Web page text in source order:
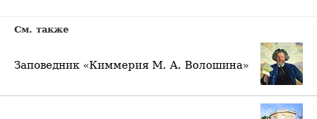
См. также
Заповедник «Киммерия М. А. Волошина»